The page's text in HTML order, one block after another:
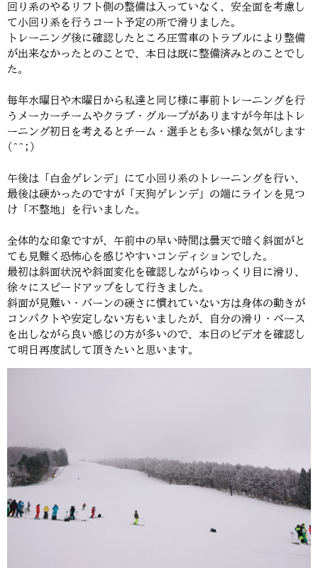
回り系のやるリフト側の整備は入っていなく、安全面を考慮し
て小回り系を行うコート予定の所で滑りました。
トレーニング後に確認したところ圧雪車のトラブルにより整備
が出来なかったとのことで、本日は既に整備済みとのことでし
た。
毎年水曜日や木曜日から私達と同じ様に事前トレーニングを行
うメーカーチームやクラブ・グループがありますが今年はトレ
ーニング初日を考えるとチーム・選手とも多い様な気がします
(^^;)
午後は「白金ゲレンデ」にて小回り系のトレーニングを行い、
最後は硬かったのですが「天狗ゲレンデ」の端にラインを見つ
け「不整地」を行いました。
全体的な印象ですが、午前中の早い時間は曇天で暗く斜面がと
ても見難く恐怖心を感じやすいコンディションでした。
最初は斜面状況や斜面変化を確認しながらゆっくり目に滑り、
徐々にスピードアップをして行きました。
斜面が見難い・バーンの硬さに慣れていない方は身体の動きが
コンパクトや安定しない方もいましたが、自分の滑り・ベース
を出しながら良い感じの方が多いので、本日のビデオを確認し
て明日再度試して頂きたいと思います。